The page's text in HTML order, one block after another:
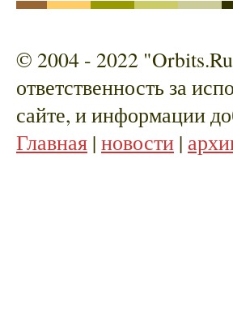
© 2004 - 2022
ответственность за
сайте, и информации
Главная | новости |